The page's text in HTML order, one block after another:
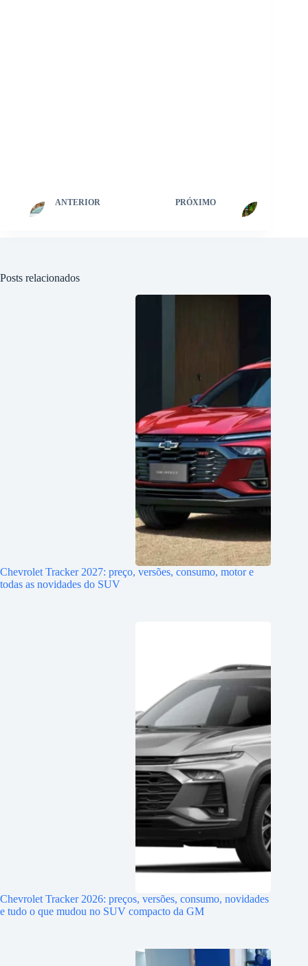
ANTERIOR PRÓXIMO
Posts relacionados
Chevrolet Tracker 2027: preço, versões, consumo, motor e
todas as novidades do SUV
Chevrolet Tracker 2026: preços, versões, consumo, novidades
e tudo o que mudou no SUV compacto da GM